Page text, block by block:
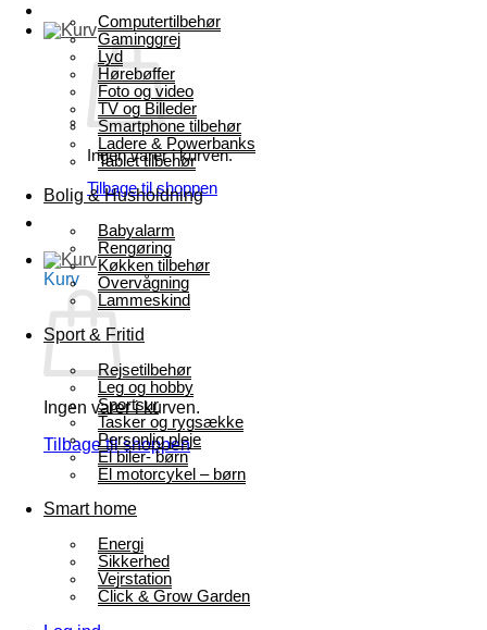
Ingen varer i kurven.
Tilbage til shoppen
Kurv
Ingen varer i kurven.
Tilbage til shoppen
Computertilbehør
Gaminggrej
Lyd
Hørebøffer
Foto og video
TV og Billeder
Smartphone tilbehør
Ladere & Powerbanks
Tablet tilbehør
Bolig & Husholdning
Babyalarm
Rengøring
Køkken tilbehør
Overvågning
Lammeskind
Sport & Fritid
Rejsetilbehør
Leg og hobby
Sportsur
Tasker og rygsække
Personlig pleje
El biler- børn
El motorcykel – børn
Smart home
Energi
Sikkerhed
Vejrstation
Click & Grow Garden